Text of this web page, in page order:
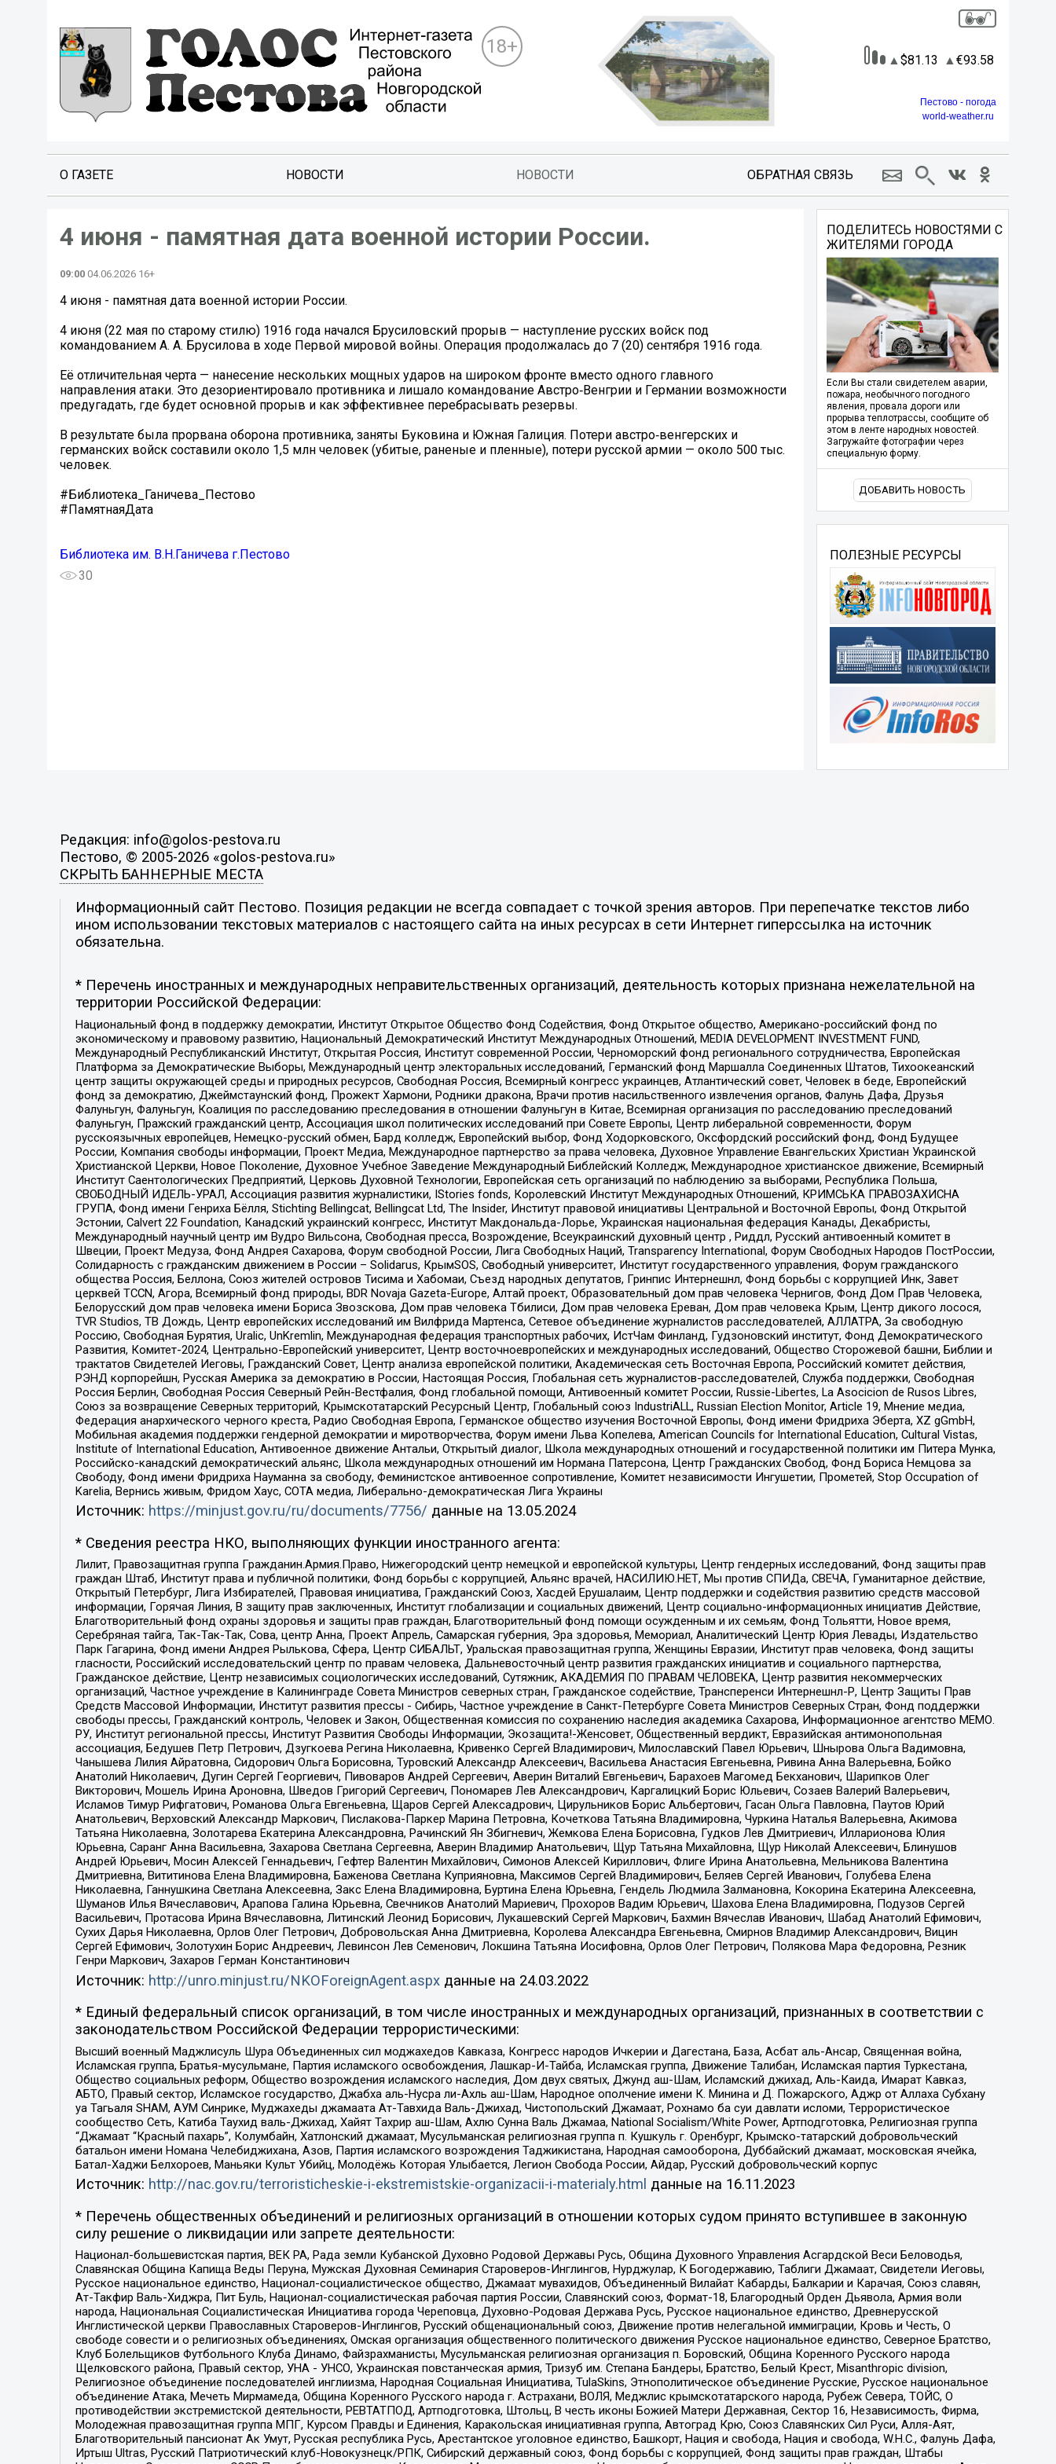
18+
81.13 93.58
Пестово - погода
world-weather.ru
О ГАЗЕТЕ НОВОСТИ НОВОСТИ ОБРАТНАЯ СВЯЗЬ
4 июня - памятная дата военной истории России.
09:00 04.06.2026 16+
4 июня - памятная дата военной истории России.
4 июня (22 мая по старому стилю) 1916 года начался Брусиловский прорыв — наступление русских войск под
командованием А. А. Брусилова в ходе Первой мировой войны. Операция продолжалась до 7 (20) сентября 1916 года.
Её отличительная черта — нанесение нескольких мощных ударов на широком фронте вместо одного главного
направления атаки. Это дезориентировало противника и лишало командование Австро‑Венгрии и Германии возможности
предугадать, где будет основной прорыв и как эффективнее перебрасывать резервы.
В результате была прорвана оборона противника, заняты Буковина и Южная Галиция. Потери австро‑венгерских и
германских войск составили около 1,5 млн человек (убитые, раненые и пленные), потери русской армии — около 500 тыс.
человек.
#Библиотека_Ганичева_Пестово
#ПамятнаяДата
Библиотека им. В.Н.Ганичева г.Пестово
30
ПОДЕЛИТЕСЬ НОВОСТЯМИ С
ЖИТЕЛЯМИ ГОРОДА
Если Вы стали свидетелем аварии,
пожара, необычного погодного
явления, провала дороги или
прорыва теплотрассы, сообщите об
этом в ленте народных новостей.
Загружайте фотографии через
специальную форму.
ДОБАВИТЬ НОВОСТЬ
ПОЛЕЗНЫЕ РЕСУРСЫ
Редакция: info@golos-pestova.ru
Пестово, © 2005-2026 «golos-pestova.ru»
СКРЫТЬ БАННЕРНЫЕ МЕСТА
Информационный сайт Пестово. Позиция редакции не всегда совпадает с точкой зрения авторов. При перепечатке текстов либо
ином использовании текстовых материалов с настоящего сайта на иных ресурсах в сети Интернет гиперссылка на источник
обязательна.
* Перечень иностранных и международных неправительственных организаций, деятельность которых признана нежелательной на
территории Российской Федерации:
Национальный фонд в поддержку демократии, Институт Открытое Общество Фонд Содействия, Фонд Открытое общество, Американо-российский фонд по
экономическому и правовому развитию, Национальный Демократический Институт Международных Отношений, MEDIA DEVELOPMENT INVESTMENT FUND,
Международный Республиканский Институт, Открытая Россия, Институт современной России, Черноморский фонд регионального сотрудничества, Европейская
Платформа за Демократические Выборы, Международный центр электоральных исследований, Германский фонд Маршалла Соединенных Штатов, Тихоокеанский
центр защиты окружающей среды и природных ресурсов, Свободная Россия, Всемирный конгресс украинцев, Атлантический совет, Человек в беде, Европейский
фонд за демократию, Джеймстаунский фонд, Прожект Хармони, Родники дракона, Врачи против насильственного извлечения органов, Фалунь Дафа, Друзья
Фалуньгун, Фалуньгун, Коалиция по расследованию преследования в отношении Фалуньгун в Китае, Всемирная организация по расследованию преследований
Фалуньгун, Пражский гражданский центр, Ассоциация школ политических исследований при Совете Европы, Центр либеральной современности, Форум
русскоязычных европейцев, Немецко-русский обмен, Бард колледж, Европейский выбор, Фонд Ходорковского, Оксфордский российский фонд, Фонд Будущее
России, Компания свободы информации, Проект Медиа, Международное партнерство за права человека, Духовное Управление Евангельских Христиан Украинской
Христианской Церкви, Новое Поколение, Духовное Учебное Заведение Международный Библейский Колледж, Международное христианское движение, Всемирный
Институт Саентологических Предприятий, Церковь Духовной Технологии, Европейская сеть организаций по наблюдению за выборами, Республика Польша,
СВОБОДНЫЙ ИДЕЛЬ-УРАЛ, Ассоциация развития журналистики, IStories fonds, Королевский Институт Международных Отношений, КРИМСЬКА ПРАВОЗАХИСНА
ГРУПА, Фонд имени Генриха Бёлля, Stichting Bellingcat, Bellingcat Ltd, The Insider, Институт правовой инициативы Центральной и Восточной Европы, Фонд Открытой
Эстонии, Calvert 22 Foundation, Канадский украинский конгресс, Институт Макдональда-Лорье, Украинская национальная федерация Канады, Декабристы,
Международный научный центр им Вудро Вильсона, Свободная пресса, Возрождение, Всеукраинский духовный центр , Риддл, Русский антивоенный комитет в
Швеции, Проект Медуза, Фонд Андрея Сахарова, Форум свободной России, Лига Свободных Наций, Transparеncy International, Форум Свободных Народов ПостРоссии,
Солидарность с гражданским движением в России – Solidarus, КрымSOS, Свободный университет, Институт государственного управления, Форум гражданского
общества Россия, Беллона, Союз жителей островов Тисима и Хабомаи, Съезд народных депутатов, Гринпис Интернешнл, Фонд борьбы с коррупцией Инк, Завет
церквей TCCN, Агора, Всемирный фонд природы, BDR Novaja Gazeta-Europe, Алтай проект, Образовательный дом прав человека Чернигов, Фонд Дом Прав Человека,
Белорусский дом прав человека имени Бориса Звозскова, Дом прав человека Тбилиси, Дом прав человека Ереван, Дом прав человека Крым, Центр дикого лосося,
TVR Studios, ТВ Дождь, Центр европейских исследований им Вилфрида Мартенса, Сетевое объединение журналистов расследователей, АЛЛАТРА, За свободную
Россию, Свободная Бурятия, Uralic, UnKremlin, Международная федерация транспортных рабочих, ИстЧам Финланд, Гудзоновский институт, Фонд Демократического
Развития, Комитет-2024, Центрально-Европейский университет, Центр восточноевропейских и международных исследований, Общество Сторожевой башни, Библии и
трактатов Свидетелей Иеговы, Гражданский Совет, Центр анализа европейской политики, Академическая сеть Восточная Европа, Российский комитет действия,
РЭНД корпорейшн, Русская Америка за демократию в России, Настоящая Россия, Глобальная сеть журналистов-расследователей, Служба поддержки, Свободная
Россия Берлин, Свободная Россия Северный Рейн-Вестфалия, Фонд глобальной помощи, Антивоенный комитет России, Russie-Libertes, La Asocicion de Rusos Libres,
Союз за возвращение Северных территорий, Крымскотатарский Ресурсный Центр, Глобальный союз IndustriALL, Russian Election Monitor, Article 19, Мнение медиа,
Федерация анархического черного креста, Радио Свободная Европа, Германское общество изучения Восточной Европы, Фонд имени Фридриха Эберта, XZ gGmbH,
Мобильная академия поддержки гендерной демократии и миротворчества, Форум имени Льва Копелева, American Councils for International Education, Cultural Vistas,
Institute of International Education, Антивоенное движение Антальи, Открытый диалог, Школа международных отношений и государственной политики им Питера Мунка,
Российско-канадский демократический альянс, Школа международных отношений им Нормана Патерсона, Центр Гражданских Свобод, Фонд Бориса Немцова за
Свободу, Фонд имени Фридриха Науманна за свободу, Феминистское антивоенное сопротивление, Комитет независимости Ингушетии, Прометей, Stop Occupation of
Karelia, Вернись живым, Фридом Хаус, СОТА медиа, Либерально-демократическая Лига Украины
Источник: https://minjust.gov.ru/ru/documents/7756/ данные на 13.05.2024
* Сведения реестра НКО, выполняющих функции иностранного агента:
Лилит, Правозащитная группа Гражданин.Армия.Право, Нижегородский центр немецкой и европейской культуры, Центр гендерных исследований, Фонд защиты прав
граждан Штаб, Институт права и публичной политики, Фонд борьбы с коррупцией, Альянс врачей, НАСИЛИЮ.НЕТ, Мы против СПИДа, СВЕЧА, Гуманитарное действие,
Открытый Петербург, Лига Избирателей, Правовая инициатива, Гражданский Союз, Хасдей Ерушалаим, Центр поддержки и содействия развитию средств массовой
информации, Горячая Линия, В защиту прав заключенных, Институт глобализации и социальных движений, Центр социально-информационных инициатив Действие,
Благотворительный фонд охраны здоровья и защиты прав граждан, Благотворительный фонд помощи осужденным и их семьям, Фонд Тольятти, Новое время,
Серебряная тайга, Так-Так-Так, Сова, центр Анна, Проект Апрель, Самарская губерния, Эра здоровья, Мемориал, Аналитический Центр Юрия Левады, Издательство
Парк Гагарина, Фонд имени Андрея Рылькова, Сфера, Центр СИБАЛЬТ, Уральская правозащитная группа, Женщины Евразии, Институт прав человека, Фонд защиты
гласности, Российский исследовательский центр по правам человека, Дальневосточный центр развития гражданских инициатив и социального партнерства,
Гражданское действие, Центр независимых социологических исследований, Сутяжник, АКАДЕМИЯ ПО ПРАВАМ ЧЕЛОВЕКА, Центр развития некоммерческих
организаций, Частное учреждение в Калининграде Совета Министров северных стран, Гражданское содействие, Трансперенси Интернешнл-Р, Центр Защиты Прав
Средств Массовой Информации, Институт развития прессы - Сибирь, Частное учреждение в Санкт-Петербурге Совета Министров Северных Стран, Фонд поддержки
свободы прессы, Гражданский контроль, Человек и Закон, Общественная комиссия по сохранению наследия академика Сахарова, Информационное агентство МЕМО.
РУ, Институт региональной прессы, Институт Развития Свободы Информации, Экозащита!-Женсовет, Общественный вердикт, Евразийская антимонопольная
ассоциация, Бедушев Петр Петрович, Дзугкоева Регина Николаевна, Кривенко Сергей Владимирович, Милославский Павел Юрьевич, Шнырова Ольга Вадимовна,
Чанышева Лилия Айратовна, Сидорович Ольга Борисовна, Туровский Александр Алексеевич, Васильева Анастасия Евгеньевна, Ривина Анна Валерьевна, Бойко
Анатолий Николаевич, Дугин Сергей Георгиевич, Пивоваров Андрей Сергеевич, Аверин Виталий Евгеньевич, Барахоев Магомед Бекханович, Шарипков Олег
Викторович, Мошель Ирина Ароновна, Шведов Григорий Сергеевич, Пономарев Лев Александрович, Каргалицкий Борис Юльевич, Созаев Валерий Валерьевич,
Исламов Тимур Рифгатович, Романова Ольга Евгеньевна, Щаров Сергей Алексадрович, Цирульников Борис Альбертович, Гасан Ольга Павловна, Паутов Юрий
Анатольевич, Верховский Александр Маркович, Пислакова-Паркер Марина Петровна, Кочеткова Татьяна Владимировна, Чуркина Наталья Валерьевна, Акимова
Татьяна Николаевна, Золотарева Екатерина Александровна, Рачинский Ян Збигневич, Жемкова Елена Борисовна, Гудков Лев Дмитриевич, Илларионова Юлия
Юрьевна, Саранг Анна Васильевна, Захарова Светлана Сергеевна, Аверин Владимир Анатольевич, Щур Татьяна Михайловна, Щур Николай Алексеевич, Блинушов
Андрей Юрьевич, Мосин Алексей Геннадьевич, Гефтер Валентин Михайлович, Симонов Алексей Кириллович, Флиге Ирина Анатольевна, Мельникова Валентина
Дмитриевна, Вититинова Елена Владимировна, Баженова Светлана Куприяновна, Максимов Сергей Владимирович, Беляев Сергей Иванович, Голубева Елена
Николаевна, Ганнушкина Светлана Алексеевна, Закс Елена Владимировна, Буртина Елена Юрьевна, Гендель Людмила Залмановна, Кокорина Екатерина Алексеевна,
Шуманов Илья Вячеславович, Арапова Галина Юрьевна, Свечников Анатолий Мариевич, Прохоров Вадим Юрьевич, Шахова Елена Владимировна, Подузов Сергей
Васильевич, Протасова Ирина Вячеславовна, Литинский Леонид Борисович, Лукашевский Сергей Маркович, Бахмин Вячеслав Иванович, Шабад Анатолий Ефимович,
Сухих Дарья Николаевна, Орлов Олег Петрович, Добровольская Анна Дмитриевна, Королева Александра Евгеньевна, Смирнов Владимир Александрович, Вицин
Сергей Ефимович, Золотухин Борис Андреевич, Левинсон Лев Семенович, Локшина Татьяна Иосифовна, Орлов Олег Петрович, Полякова Мара Федоровна, Резник
Генри Маркович, Захаров Герман Константинович
Источник: http://unro.minjust.ru/NKOForeignAgent.aspxданные на 24.03.2022
* Единый федеральный список организаций, в том числе иностранных и международных организаций, признанных в соответствии с
законодательством Российской Федерации террористическими:
Высший военный Маджлисуль Шура Объединенных сил моджахедов Кавказа, Конгресс народов Ичкерии и Дагестана, База, Асбат аль-Ансар, Священная война,
Исламская группа, Братья-мусульмане, Партия исламского освобождения, Лашкар-И-Тайба, Исламская группа, Движение Талибан, Исламская партия Туркестана,
Общество социальных реформ, Общество возрождения исламского наследия, Дом двух святых, Джунд аш-Шам, Исламский джихад, Аль-Каида, Имарат Кавказ,
АБТО, Правый сектор, Исламское государство, Джабха аль-Нусра ли-Ахль аш-Шам, Народное ополчение имени К. Минина и Д. Пожарского, Аджр от Аллаха Субхану
уа Тагьаля SHAM, АУМ Синрике, Муджахеды джамаата Ат-Тавхида Валь-Джихад, Чистопольский Джамаат, Рохнамо ба суи давлати исломи, Террористическое
сообщество Сеть, Катиба Таухид валь-Джихад, Хайят Тахрир аш-Шам, Ахлю Сунна Валь Джамаа, National Socialism/White Power, Артподготовка, Религиозная группа
“Джамаат “Красный пахарь”, Колумбайн, Хатлонский джамаат, Мусульманская религиозная группа п. Кушкуль г. Оренбург, Крымско-татарский добровольческий
батальон имени Номана Челебиджихана, Азов, Партия исламского возрождения Таджикистана, Народная самооборона, Дуббайский джамаат, московская ячейка,
Батал-Хаджи Белхороев, Маньяки Культ Убийц, Молодёжь Которая Улыбается, Легион Свобода России, Айдар, Русский добровольческий корпус
Источник: http://nac.gov.ru/terroristicheskie-i-ekstremistskie-organizacii-i-materialy.html данные на 16.11.2023
* Перечень общественных объединений и религиозных организаций в отношении которых судом принято вступившее в законную
силу решение о ликвидации или запрете деятельности:
Национал-большевистская партия, ВЕК РА, Рада земли Кубанской Духовно Родовой Державы Русь, Община Духовного Управления Асгардской Веси Беловодья,
Славянская Община Капища Веды Перуна, Мужская Духовная Семинария Староверов-Инглингов, Нурджулар, К Богодержавию, Таблиги Джамаат, Свидетели Иеговы,
Русское национальное единство, Национал-социалистическое общество, Джамаат мувахидов, Объединенный Вилайат Кабарды, Балкарии и Карачая, Союз славян,
Ат-Такфир Валь-Хиджра, Пит Буль, Национал-социалистическая рабочая партия России, Славянский союз, Формат-18, Благородный Орден Дьявола, Армия воли
народа, Национальная Социалистическая Инициатива города Череповца, Духовно-Родовая Держава Русь, Русское национальное единство, Древнерусской
Инглистической церкви Православных Староверов-Инглингов, Русский общенациональный союз, Движение против нелегальной иммиграции, Кровь и Честь, О
свободе совести и о религиозных объединениях, Омская организация общественного политического движения Русское национальное единство, Северное Братство,
Клуб Болельщиков Футбольного Клуба Динамо, Файзрахманисты, Мусульманская религиозная организация п. Боровский, Община Коренного Русского народа
Щелковского района, Правый сектор, УНА - УНСО, Украинская повстанческая армия, Тризуб им. Степана Бандеры, Братство, Белый Крест, Misanthropic division,
Религиозное объединение последователей инглиизма, Народная Социальная Инициатива, TulaSkins, Этнополитическое объединение Русские, Русское национальное
объединение Атака, Мечеть Мирмамеда, Община Коренного Русского народа г. Астрахани, ВОЛЯ, Меджлис крымскотатарского народа, Рубеж Севера, ТОЙС, О
противодействии экстремистской деятельности, РЕВТАТПОД, Артподготовка, Штольц, В честь иконы Божией Матери Державная, Сектор 16, Независимость, Фирма,
Молодежная правозащитная группа МПГ, Курсом Правды и Единения, Каракольская инициативная группа, Автоград Крю, Союз Славянских Сил Руси, Алля-Аят,
Благотворительный пансионат Ак Умут, Русская республика Русь, Арестантское уголовное единство, Башкорт, Нация и свобода, Нация и свобода, W.H.С., Фалунь Дафа,
Иртыш Ultras, Русский Патриотический клуб-Новокузнецк/РПК, Сибирский державный союз, Фонд борьбы с коррупцией, Фонд защиты прав граждан, Штабы